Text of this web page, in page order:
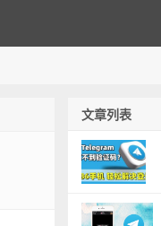
文章列表